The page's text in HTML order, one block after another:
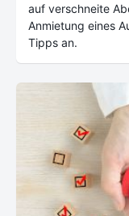
auf verschneite
Anmietung eines
Tipps an.